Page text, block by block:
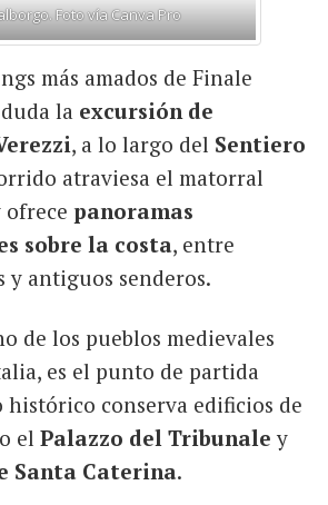
Foto vía Canva Pro
más amados de Finale
la excursión de
, a lo largo del Sentiero
atraviesa el matorral
panoramas
sobre la costa, entre
y antiguos senderos.
de los pueblos medievales
es el punto de partida
histórico conserva edificios de
el Palazzo del Tribunale y
Santa Caterina.